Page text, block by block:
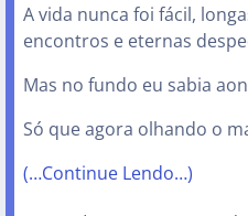
A vida nunca foi fácil,
encontros e eternas
Mas no fundo eu sabia
Só que agora olhando o
(…Continue Lendo…)